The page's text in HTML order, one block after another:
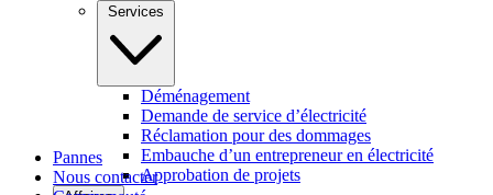
Services
Déménagement
Demande de service d’électricité
Réclamation pour des dommages
Embauche d’un entrepreneur en électricité
Approbation de projets
Pannes
Nous contacter